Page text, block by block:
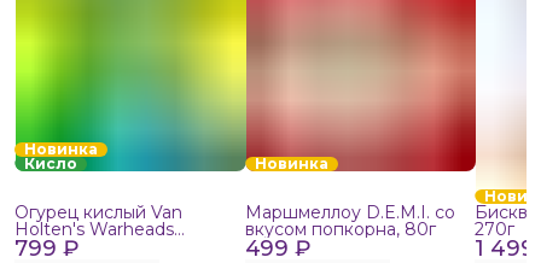
Новинка
Кисло
799 ₽
Огурец кислый Van
Holten's Warheads
Extreme Sour, 140г
Новинка
499 ₽
Маршмеллоу D.E.M.I. со
вкусом попкорна, 80г
1
270г